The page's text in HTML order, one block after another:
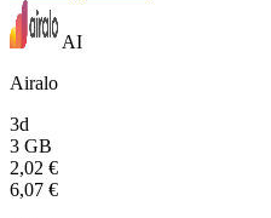
AI
Airalo
3d
3 GB
2,02 €
6,07 €